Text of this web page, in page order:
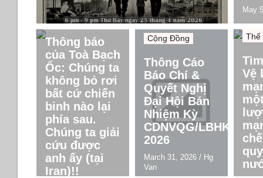
May
Cộng Đồng
Thông báo
của Toà Bạch
Ốc: Chúng ta
không bỏ rơi
bất cứ chiến
binh nào lại
phía sau.
Chúng ta giải
cứu được
anh ấy (tại
Iran)!!
Cộng Đồng
Thông Cáo
Báo Chí &
Quyết Nghị
Đại Hội Bán
Nhiệm Kỳ
CDNVQG/LBHK
2026
March 31, 2026 / Hg
Van
Thế
Vệ